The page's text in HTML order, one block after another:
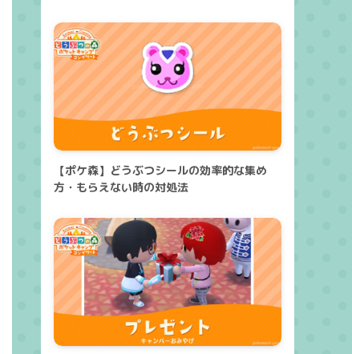
【ポケ森】どうぶつシールの効率的な集め
方・もらえない時の対処法